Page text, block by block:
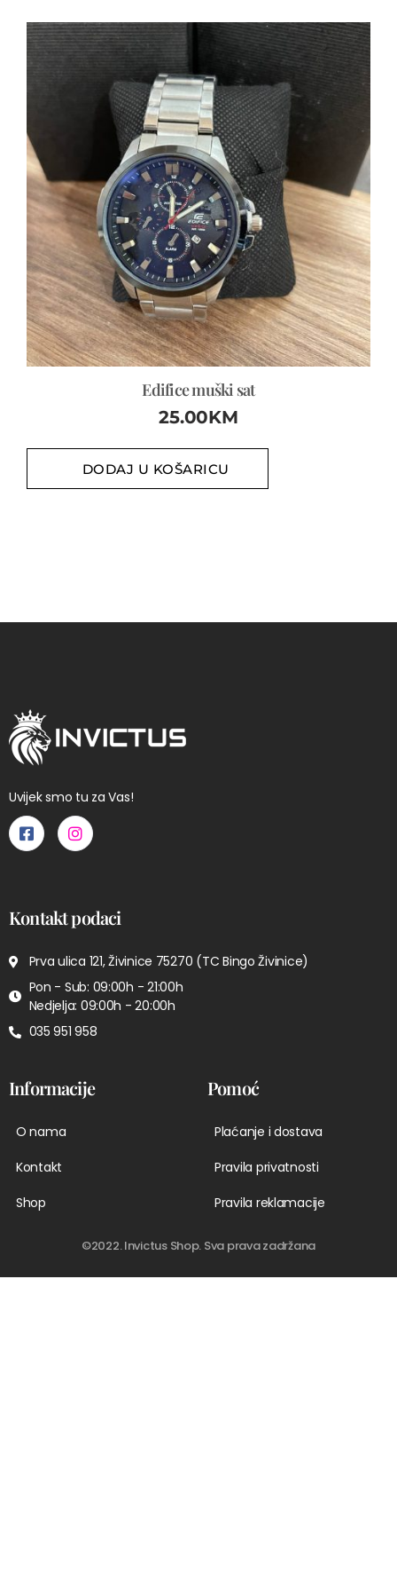
Edifice muški sat
25.00KM
DODAJ U KOŠARICU
Uvijek smo tu za Vas!
Kontakt podaci
Prva ulica 121, Živinice 75270 (TC Bingo Živinice)
Pon - Sub: 09:00h - 21:00h
Nedjelja: 09:00h - 20:00h
035 951 958
Informacije
O nama
Kontakt
Shop
Pomoć
Plaćanje i dostava
Pravila privatnosti
Pravila reklamacije
©2022. Invictus Shop. Sva prava zadržana